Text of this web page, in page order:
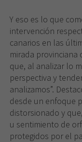
Y eso es lo que
intervención
canarios en las
mirada provinciana
que, al analizar lo
perspectiva y
analizamos”.
desde un enfoque
distorsionado y
u sentimiento de
protegidos por el